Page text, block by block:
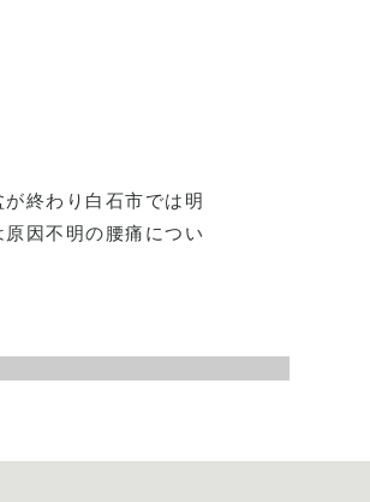
終わり白石市では明
因不明の腰痛につい